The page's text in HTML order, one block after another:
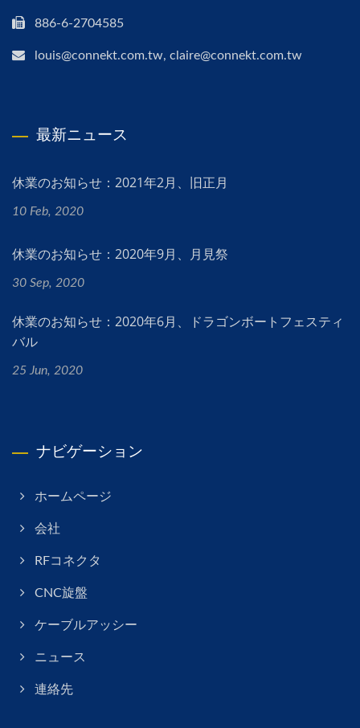
886-6-2704585
louis@connekt.com.tw, claire@connekt.com.tw
最新ニュース
休業のお知らせ：2021年2月、旧正月
10 Feb, 2020
休業のお知らせ：2020年9月、月見祭
30 Sep, 2020
休業のお知らせ：2020年6月、ドラゴンボートフェスティ
バル
25 Jun, 2020
ナビゲーション
ホームページ
会社
RFコネクタ
CNC旋盤
ケーブルアッシー
ニュース
連絡先